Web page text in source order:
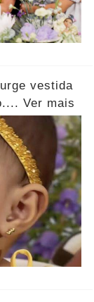
vestida
Ver mais